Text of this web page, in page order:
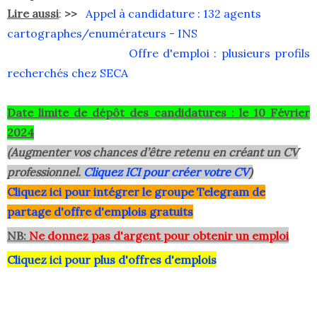
Lire aussi: >> Appel à candidature : 132 agents
cartographes/enumérateurs - INS
Offre d'emploi : plusieurs profils
recherchés chez SECA
Date limite de dépôt des candidatures : le 10 Février
2024
(Augmenter vos chances d’être retenu en créant un CV
professionnel. Cliquez ICI pour créer votre CV)
Cliquez ici pour intégrer le groupe Telegram de
partage d'offre d'emplois gratuits
NB: Ne donnez pas d'argent pour obtenir un emploi
Cliquez ici pour plus d'offres d'emplois